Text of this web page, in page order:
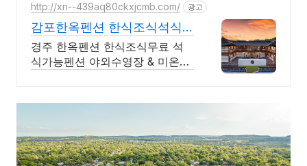
세요.
http://xn--439aq80ckxjcmb.com/ 광고
감포한옥펜션 한식조식석식
펜션 실내 석식 바베큐세트
경주 한옥펜션 한식조식무료 석
식가능펜션 야외수영장 & 미온수
시설을 갖춘 감포한옥펜션 입니